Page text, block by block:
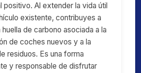
positivo. Al extender la vida útil
existente, contribuyes a
huella de carbono asociada a la
de coches nuevos y a la
residuos. Es una forma
y responsable de disfrutar